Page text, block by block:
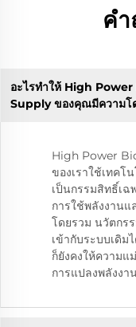
ค
อะไรทำให้ High
Supply ของคุณมีความโ
High Power
ของเราใช้เทคโ
เป็นกรรมสิทธิ์เ
การใช้พลังงาน
โดยรวม นวัตกร
เข้ากับระบบเดิม
ก็ยังคงให้ความแ
การแปลงพลังงาน